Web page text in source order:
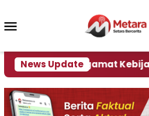
konten
News Update
Ini Kata Pengamat Kebijakan